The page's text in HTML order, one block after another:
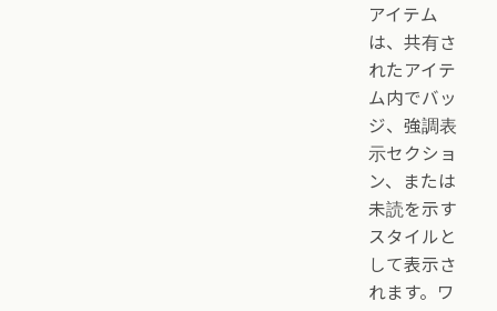
アイテム
は、共有さ
れたアイテ
ム内でバッ
ジ、強調表
示セクショ
ン、または
未読を示す
スタイルと
して表示さ
れます。ワ